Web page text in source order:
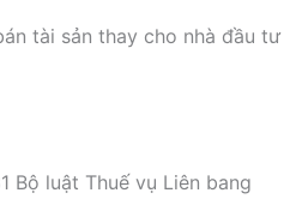
tài sản thay cho nhà đầu tư
Bộ luật Thuế vụ Liên bang